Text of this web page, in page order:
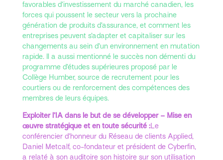
favorables d’investissement du marché canadien, les
forces qui poussent le secteur vers la prochaine
génération de produits d’assurance, et comment les
entreprises peuvent s’adapter et capitaliser sur les
changements au sein d’un environnement en mutation
rapide. Il a aussi mentionné le succès non démenti du
programme d’études supérieures proposé par le
Collège Humber, source de recrutement pour les
courtiers ou de renforcement des compétences des
membres de leurs équipes.
Exploiter l’IA dans le but de se développer – Mise en
œuvre stratégique et en toute sécurité :Le
conférencier d’honneur du Réseau de clients Applied,
Daniel Metcalf, co-fondateur et président de Cyberfin,
a relaté à son auditoire son histoire sur son utilisation